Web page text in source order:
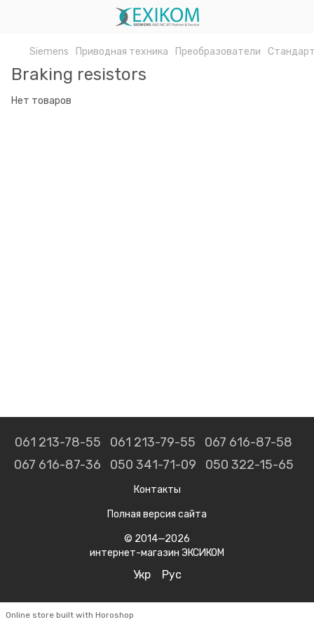
Siemens Приводная техника Преобразователи
Braking resistors
Нет товаров
061 213-78-55 061 213-79-55
067 616-87-58
067 616-87-36
050 341-71-09 050 322-15-65
Контакты
Полная версия сайта
© 2014—2026
интернет-магазин ЭКСИКОМ
Укр Рус
Online store built with Horoshop